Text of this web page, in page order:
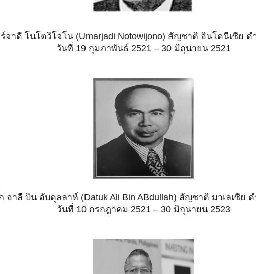
จาดี โนโตวิโจโน (Umarjadi Notowijono) สัญชาติ อินโดนีเซีย ด
วันที่ 19 กุมภาพันธ์ 2521 – 30 มิถุนายน 2521
อาลี บิน อับดุลลาห์ (Datuk Ali Bin ABdullah) สัญชาติ มาเลเซีย
วันที่ 10 กรกฎาคม 2521 – 30 มิถุนายน 2523